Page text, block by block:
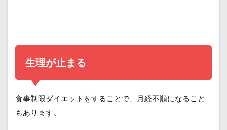
生理が止まる
食事制限ダイエットをすることで、月経不順になること
もあります。